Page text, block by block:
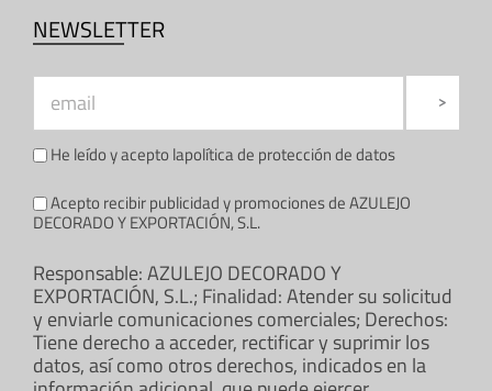
NEWSLETTER
He leído y acepto lapolítica de protección de datos
Acepto recibir publicidad y promociones de AZULEJO
DECORADO Y EXPORTACIÓN, S.L.
Responsable: AZULEJO DECORADO Y
EXPORTACIÓN, S.L.; Finalidad: Atender su solicitud
y enviarle comunicaciones comerciales; Derechos:
Tiene derecho a acceder, rectificar y suprimir los
datos, así como otros derechos, indicados en la